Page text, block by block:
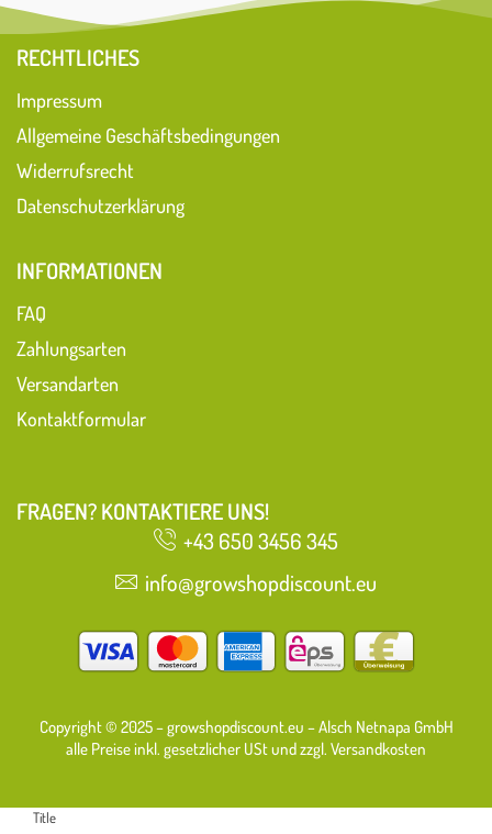
RECHTLICHES
Impressum
Allgemeine Geschäftsbedingungen
Widerrufsrecht
Datenschutzerklärung
INFORMATIONEN
FAQ
Zahlungsarten
Versandarten
Kontaktformular
FRAGEN? KONTAKTIERE UNS!
+43 650 3456 345
info@growshopdiscount.eu
Copyright © 2025 – growshopdiscount.eu – Alsch Netnapa GmbH
alle Preise inkl. gesetzlicher USt und zzgl. Versandkosten
Title